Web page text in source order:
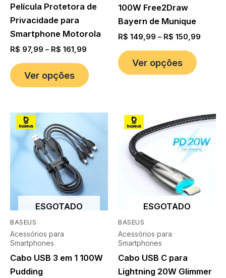
Película Protetora de
Privacidade para
Smartphone Motorola
R$ 97,99 – R$ 161,99
Ver opções
100W Free2Draw
Bayern de Munique
R$ 149,99 – R$ 150,99
Ver opções
BASEUS
ESGOTADO
Acessórios para
Smartphones
Cabo USB 3 em 1 100W
Pudding
BASEUS
ESGOTADO
Acessórios para
Smartphones
Cabo USB C para
Lightning 20W Glimmer